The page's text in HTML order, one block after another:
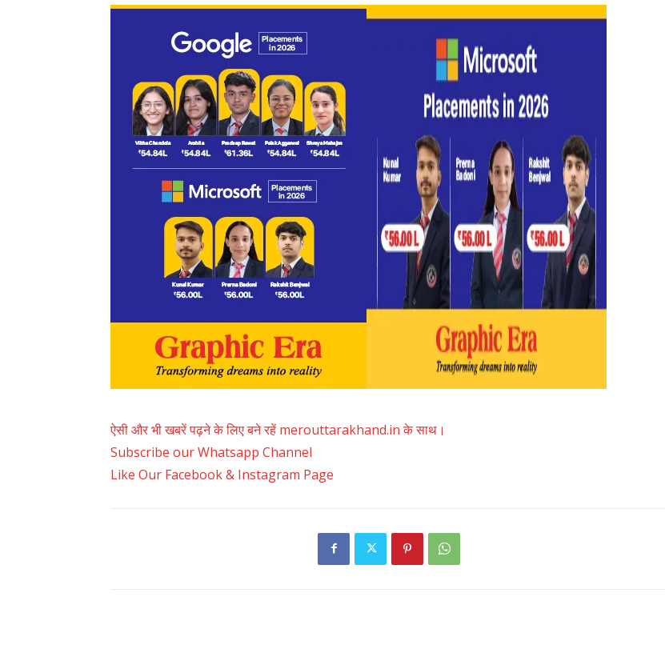
ऐसी और भी खबरें पढ़ने के लिए बने रहें merouttarakhand.in के साथ।
Subscribe our Whatsapp Channel
Like Our Facebook & Instagram Page